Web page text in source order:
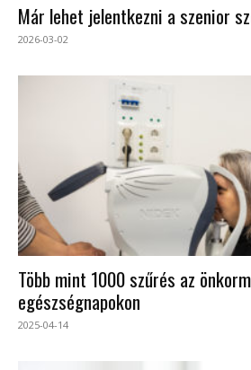
Már lehet jelentkezni a szenior
2026-03-02
Több mint 1000 szűrés az
egészségnapokon
2025-04-14